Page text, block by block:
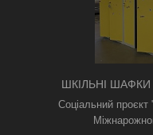
ШКІЛЬНІ ШАФКИ
Соціальний